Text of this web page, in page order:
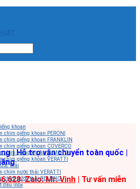
| Hỗ trợ vận chuyển toàn quốc |
Zalo: Mr. Vinh | Tư vấn miễn
khoan
chìm giếng khoan PERONI
chìm giếng khoan FRANKLIN
chìm giếng khoan COVERCO
chìm giếng khoan SUMOTO
chìm giếng khoan VERATTI
thải
chìm nước thải VERATTI
chìm nước thải BELUNO
đầu inox